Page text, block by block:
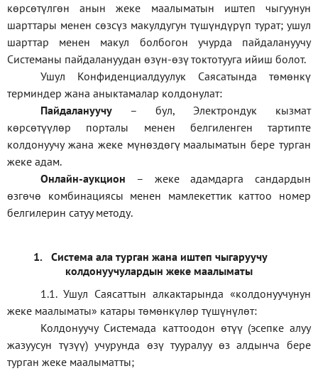
көрсөтүлгөн анын жеке маалыматын иштеп чыгуунун
шарттары менен сөзсүз макулдугун түшүндүрүп турат; ушул
шарттар менен макул болбогон учурда пайдалануучу
Системаны пайдалануудан өзүн-өзү токтотууга ийиш болот.
Ушул Конфиденциалдуулук Саясатында төмөнкү
терминдер жана аныктамалар колдонулат:
Пайдалануучу – бул, Электрондук кызмат
көрсөтүүлөр порталы менен белгиленген тартипте
колдонуучу жана жеке мүнөздөгү маалыматын бере турган
жеке адам.
Онлайн-аукцион – жеке адамдарга сандардын
өзгөчө комбинациясы менен мамлекеттик каттоо номер
белгилерин сатуу методу.
1. Система ала турган жана иштеп чыгаруучу
колдонуучулардын жеке маалыматы
1.1. Ушул Саясаттын алкактарында«колдонуучунун
жеке маалыматы» катары төмөнкүлөр түшүнүлөт:
Колдонуучу Системада каттоодон өтүү (эсепке алуу
жазуусун түзүү) учурунда өзү тууралуу өз алдынча бере
турган жеке маалыматты;